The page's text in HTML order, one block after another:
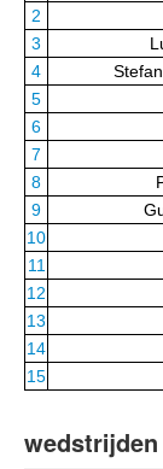
2
3
4
5
6
7
8
9
10
11
12
13
14
15
wedstrijden